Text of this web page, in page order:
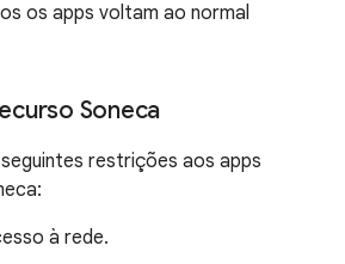
os apps voltam ao normal
Soneca
restrições aos apps
à rede.